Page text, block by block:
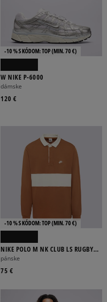
-10 % S KÓDOM: TOP (MIN. 70 €)
W NIKE P-6000
dámske
120 €
-10 % S KÓDOM: TOP (MIN. 70 €)
NIKE POLO M NK CLUB LS RUGBY
TOP
pánske
75 €